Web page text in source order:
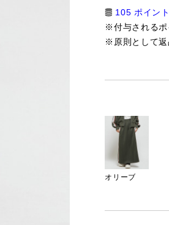
105 ポイン
※付与されるポ
※原則として返
オリーブ